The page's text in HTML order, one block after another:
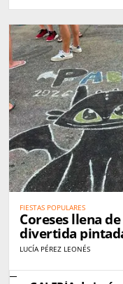
FIESTAS POPULARES
Coreses llena
divertida
LUCÍA PÉREZ LEONÉS